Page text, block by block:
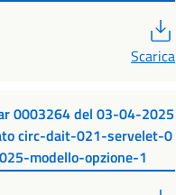
Scarica
0003264 del 03-04-2025
circ-dait-021-servelet-0
modello-opzione-1